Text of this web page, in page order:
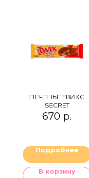
ПЕЧЕНЬЕ ТВИКС
SECRET
670 р.
Подробнее
В корзину